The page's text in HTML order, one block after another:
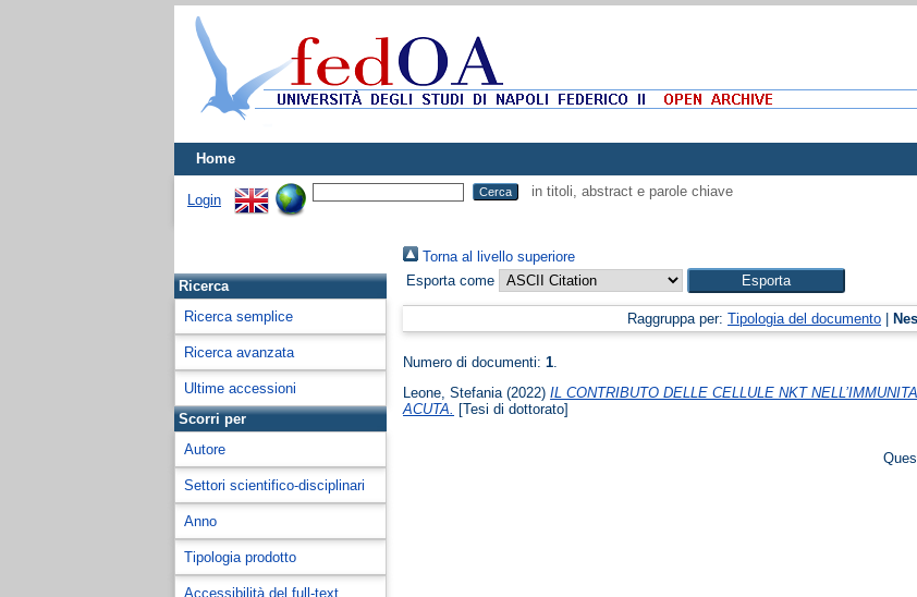
Home
Login
in titoli, abstract e parole chiave
Ricerca
Ricerca semplice
Ricerca avanzata
Ultime accessioni
Scorri per
Autore
Settori scientifico-disciplinari
Anno
Tipologia prodotto
Accessibilità del full-text
Torna al livello superiore
Esporta come
Raggruppa per:Tipologia del documento
Numero di documenti:1.
Leone, Stefania (2022)IL CONTRIBUTO DELLE CELLULE NKT
ACUTA.
[Tesi di dottorato]